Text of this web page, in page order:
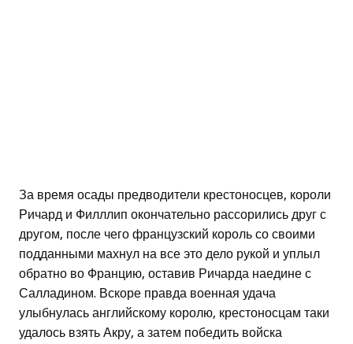
За время осады предводители крестоносцев, короли
Ричард и Филллип окончательно рассорились друг с
другом, после чего французский король со своими
подданными махнул на все это дело рукой и уплыл
обратно во Францию, оставив Ричарда наедине с
Салладином. Вскоре правда военная удача
улыбнулась английскому королю, крестоносцам таки
удалось взять Акру, а затем победить войска